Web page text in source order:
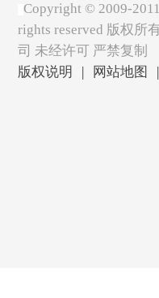
Copyright © 2009-
rights reserved 版权所
司 未经许可 严禁复制
版权说明 | 网站地图 |